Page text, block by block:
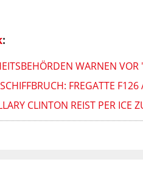
:
WARNEN
FREGATTE F126
CLINTON REIST PER ICE